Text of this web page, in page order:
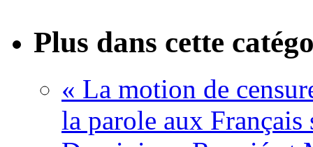
Plus dans cette
« La motion de
la parole aux